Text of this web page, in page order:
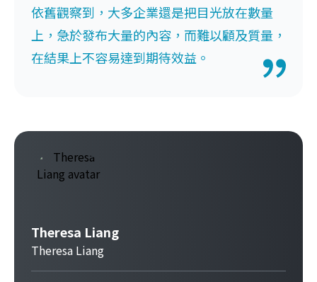
依舊觀察到，大多企業還是把目光放在數量
上，急於發布大量的內容，而難以顧及質量，
在結果上不容易達到期待效益。
Theresa Liang
Theresa Liang